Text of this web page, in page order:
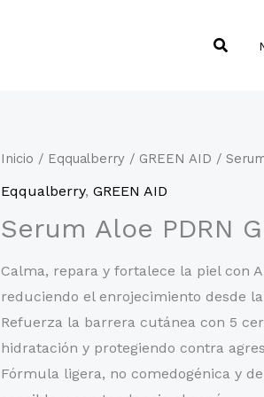
Buscar
Inicio / Eqqualberry / GREEN AID /
Eqqualberry, GREEN AID
Serum Aloe PDRN
Calma, repara y fortalece la piel con
reduciendo el enrojecimiento desde
Refuerza la barrera cutánea con 5
hidratación y protegiendo contra
Fórmula ligera, no comedogénica y